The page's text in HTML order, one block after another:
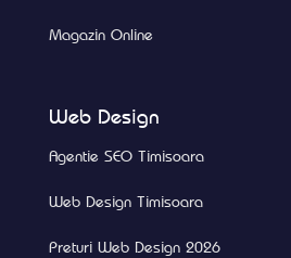
Magazin Online
Web Design
Agentie SEO Timisoara
Web Design Timisoara
Preturi Web Design 2026